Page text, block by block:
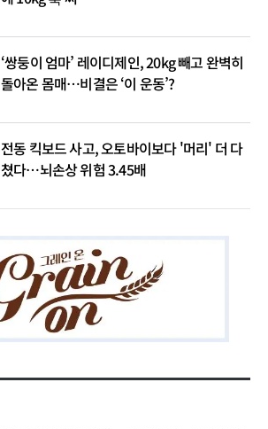
‘쌍둥이 엄마’ 레이디제인, 20kg 빼고 완벽히
돌아온 몸매…비결은 ‘이 운동’?
전동 킥보드 사고, 오토바이보다 '머리' 더 다
쳤다…뇌손상 위험 3.45배